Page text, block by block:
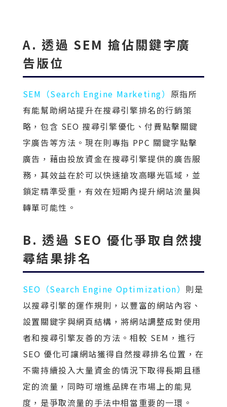
A. 透過 SEM 搶佔關鍵字廣
告版位
SEM（Search Engine Marketing） 原指所
有能幫助網站提升在搜尋引擎排名的行銷策
略，包含 SEO 搜尋引擎優化、付費點擊關鍵
字廣告等方法。現在則專指 PPC 關鍵字點擊
廣告，藉由投放資金在搜尋引擎提供的廣告服
務，其效益在於可以快速搶攻高曝光區域，並
鎖定精準受重，有效在短期內提升網站流量與
轉單可能性。
B. 透過 SEO 優化爭取自然搜
尋結果排名
SEO（Search Engine Optimization） 則是
以搜尋引擎的運作規則，以豐富的網站內容、
設置關鍵字與網頁結構，將網站調整成對使用
者和搜尋引擎友善的方法。相較 SEM，進行
SEO 優化可讓網站獲得自然搜尋排名位置，在
不需持續投入大量資金的情況下取得長期且穩
定的流量，同時可增進品牌在市場上的能見
度，是爭取流量的手法中相當重要的一環。